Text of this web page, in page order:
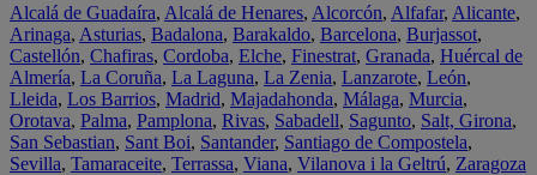
Alcalá de Guadaíra, Alcalá de Henares, Alcorcón, Alfafar, Alicante,
Arinaga, Asturias, Badalona, Barakaldo, Barcelona, Burjassot,
Castellón, Chafiras, Cordoba, Elche, Finestrat, Granada, Huércal de
Almería, La Coruña, La Laguna, La Zenia, Lanzarote, León,
Lleida, Los Barrios, Madrid, Majadahonda, Málaga, Murcia,
Orotava, Palma, Pamplona, Rivas, Sabadell, Sagunto, Salt, Girona,
San Sebastian, Sant Boi, Santander, Santiago de Compostela,
Sevilla, Tamaraceite, Terrassa, Viana, Vilanova i la Geltrú, Zaragoza